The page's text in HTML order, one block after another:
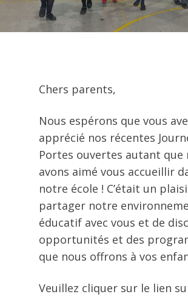
Chers parents,
Nous espérons que vous
apprécié nos récentes
Portes ouvertes autant que
avons aimé vous accueillir
notre école ! C’était un
partager notre
éducatif avec vous et de
opportunités et des
que nous offrons à vos
Veuillez cliquer sur le lien